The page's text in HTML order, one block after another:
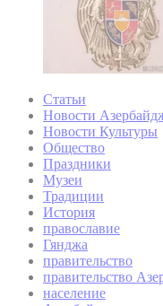
Статьи
Новости
Новости Культуры
Общество
Праздники
Музеи
Традиции
История
православие
Гянджа
правительство
правительство
население